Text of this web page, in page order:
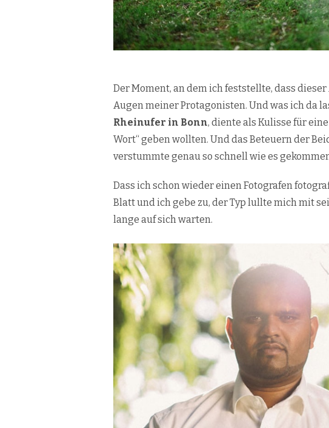
Der Moment, an dem ich feststellte, dass
Augen meiner Protagonisten. Und was ich da
Rheinufer in Bonn, diente als Kulisse für
Wort“ geben wollten. Und das Beteuern der
verstummte genau so schnell wie es
Dass ich schon wieder einen Fotografen
Blatt und ich gebe zu, der Typ lullte mich mit
lange auf sich warten.